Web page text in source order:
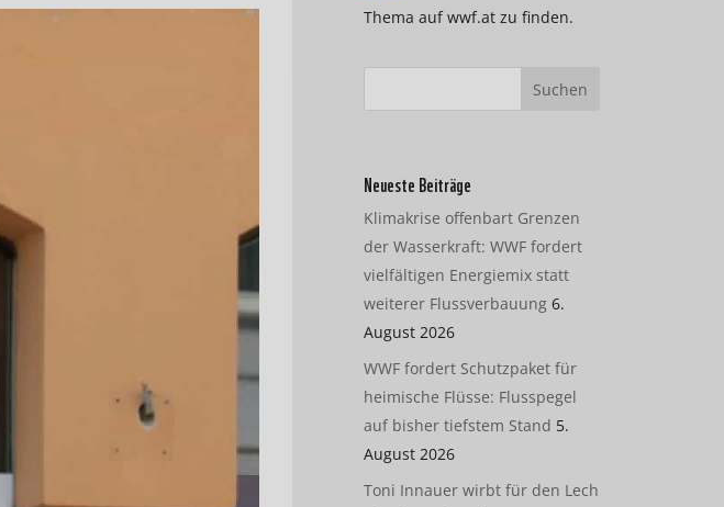
Thema auf wwf.at zu finden.
Neueste Beiträge
Klimakrise offenbart Grenzen
der Wasserkraft: WWF fordert
vielfältigen Energiemix statt
weiterer Flussverbauung 6.
August 2026
WWF fordert Schutzpaket für
heimische Flüsse: Flusspegel
auf bisher tiefstem Stand 5.
August 2026
Toni Innauer wirbt für den Lech